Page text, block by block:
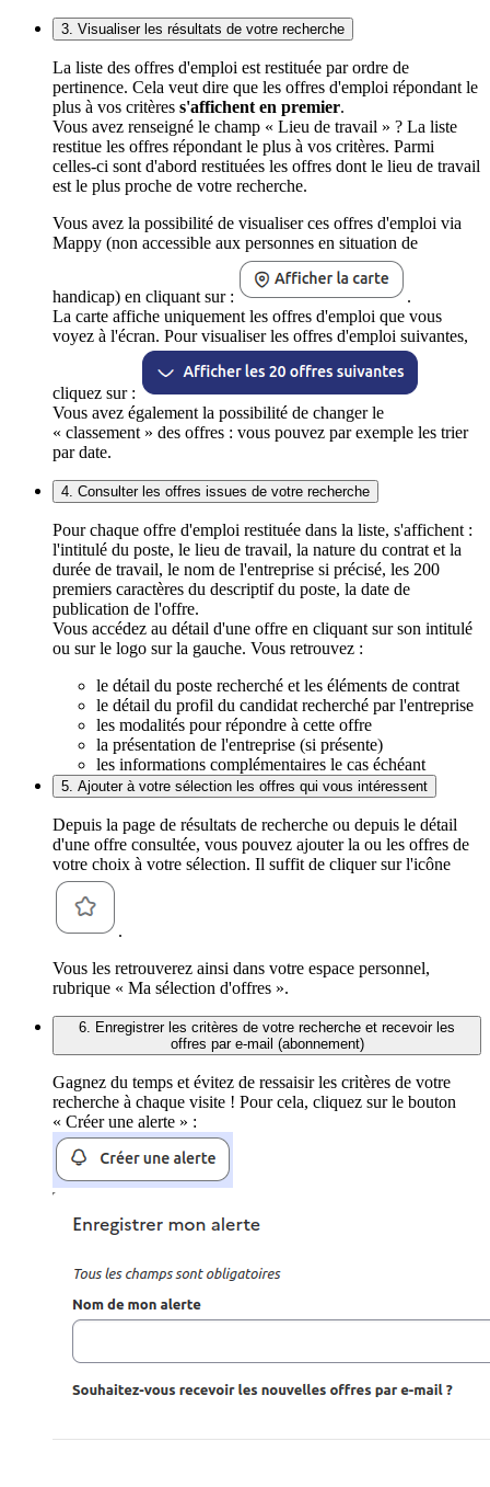
3. Visualiser les résultats de votre recherche
La liste des offres d'emploi est restituée par ordre de
pertinence. Cela veut dire que les offres d'emploi répondant le
plus à vos critères s'affichent en premier.
Vous avez renseigné le champ « Lieu de travail » ? La liste
restitue les offres répondant le plus à vos critères. Parmi
celles-ci sont d'abord restituées les offres dont le lieu de travail
est le plus proche de votre recherche.
Vous avez la possibilité de visualiser ces offres d'emploi via
Mappy (non accessible aux personnes en situation de
handicap) en cliquant sur :
.
La carte affiche uniquement les offres d'emploi que vous
voyez à l'écran. Pour visualiser les offres d'emploi suivantes,
cliquez sur :
Vous avez également la possibilité de changer le
« classement » des offres : vous pouvez par exemple les trier
par date.
4. Consulter les offres issues de votre recherche
Pour chaque offre d'emploi restituée dans la liste, s'affichent :
l'intitulé du poste, le lieu de travail, la nature du contrat et la
durée de travail, le nom de l'entreprise si précisé, les 200
premiers caractères du descriptif du poste, la date de
publication de l'offre.
Vous accédez au détail d'une offre en cliquant sur son intitulé
ou sur le logo sur la gauche. Vous retrouvez :
le détail du poste recherché et les éléments de contrat
le détail du profil du candidat recherché par l'entreprise
les modalités pour répondre à cette offre
la présentation de l'entreprise (si présente)
les informations complémentaires le cas échéant
5. Ajouter à votre sélection les offres qui vous intéressent
Depuis la page de résultats de recherche ou depuis le détail
d'une offre consultée, vous pouvez ajouter la ou les offres de
votre choix à votre sélection. Il suffit de cliquer sur l'icône
.
Vous les retrouverez ainsi dans votre espace personnel,
rubrique « Ma sélection d'offres ».
6. Enregistrer les critères de votre recherche et recevoir les
offres par e-mail (abonnement)
Gagnez du temps et évitez de ressaisir les critères de votre
recherche à chaque visite ! Pour cela, cliquez sur le bouton
« Créer une alerte » :